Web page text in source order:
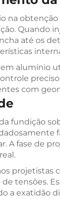
na
Quando
até os
alumínio
com
fundição
A fase de
tensões.
a exatidão